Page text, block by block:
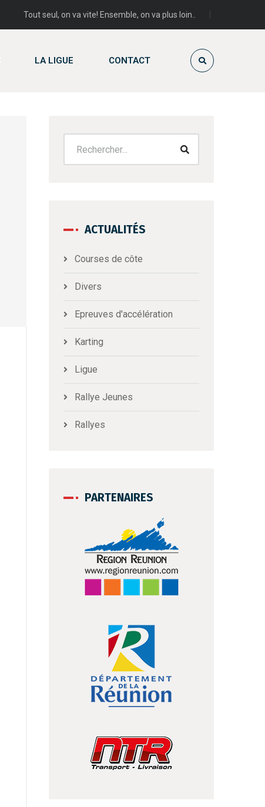
Tout seul, on va vite! Ensemble, on va plus loin..
LA LIGUE CONTACT
ACTUALITÉS
Courses de côte
Divers
Epreuves d'accélération
Karting
Ligue
Rallye Jeunes
Rallyes
PARTENAIRES